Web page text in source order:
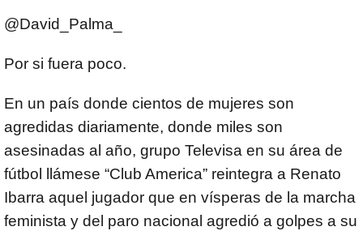
@David_Palma_
Por si fuera poco.
En un país donde cientos de mujeres son
agredidas diariamente, donde miles son
asesinadas al año, grupo Televisa en su área de
fútbol llámese “Club America” reintegra a Renato
Ibarra aquel jugador que en vísperas de la marcha
feminista y del paro nacional agredió a golpes a su